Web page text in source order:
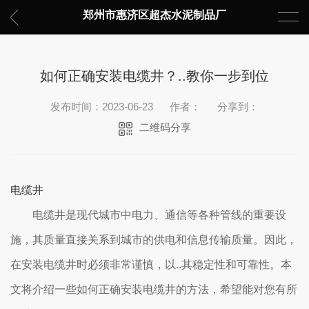
郑州市惠济区超杰水泥制品厂
如何正确安装电缆井？..教你一步到位
发布时间：2023-06-23 作者：
分享到：
二维码分享
电缆井
电缆井是现代城市中电力、通信等各种管线的重要设
施，其质量直接关系到城市的供电和信息传输质量。因此，
在安装电缆井时必须非常谨慎，以..其稳定性和可靠性。本
文将介绍一些如何正确安装电缆井的方法，希望能对您有所